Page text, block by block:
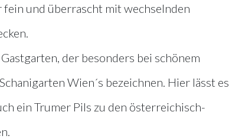
und überrascht mit wechselnden
der besonders bei schönem
Wien´s bezeichnen. Hier lässt es
ein Trumer Pils zu den österreichisch-